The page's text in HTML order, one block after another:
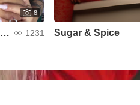
8
The Best Part of Your Dream 1231 Sugar & Spice